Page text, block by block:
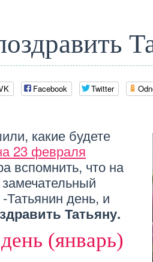
Facebook Twitter
какие будете
23 февраля
вспомнить, что на
Татьянин день, и
Татьяну.
(январь)